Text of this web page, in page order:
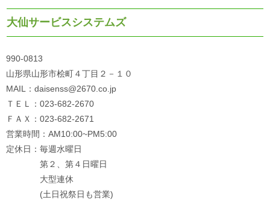
大仙サービスシステムズ
990-0813
山形県山形市桧町４丁目２－１０
MAIL：daisenss@2670.co.jp
ＴＥＬ：023-682-2670
ＦＡＸ：023-682-2671
営業時間：AM10:00~PM5:00
定休日：毎週水曜日
第２、第４日曜日
大型連休
(土日祝祭日も営業)